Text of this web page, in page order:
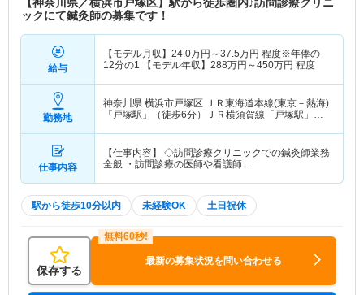
ックにて鍼灸師の募集です！
給与
【モデル月収】 24.0万円～37.5万円 程度※年俸の
12分の1 【モデル年収】 288万円～450万円 程度
勤務地
神奈川県 横浜市戸塚区 ＪＲ東海道本線(東京－熱海)
「戸塚駅」（徒歩6分）ＪＲ横須賀線「戸塚駅」
仕事内容
【仕事内容】 ◇訪問診療クリニックでの鍼灸師業務
全般 ・訪問診療の医師や看護師…
駅から徒歩10分以内 未経験OK 土日祝休
保存する
最新の募集状況を問い合わせる